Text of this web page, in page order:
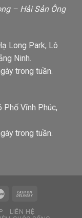
– Hải Sản Ông
Long Park, Lô
Ninh.
trong tuần.
Phố Vĩnh Phúc,
trong tuần.
LIÊN HỆ